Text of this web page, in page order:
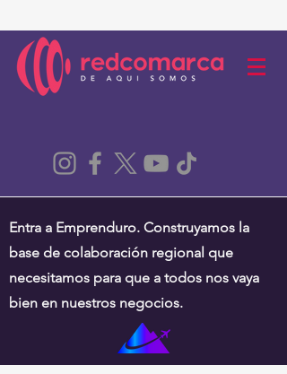
Entra a Emprenduro. Construyamos la
base de colaboración regional que
necesitamos para que a todos nos vaya
bien en nuestros negocios.